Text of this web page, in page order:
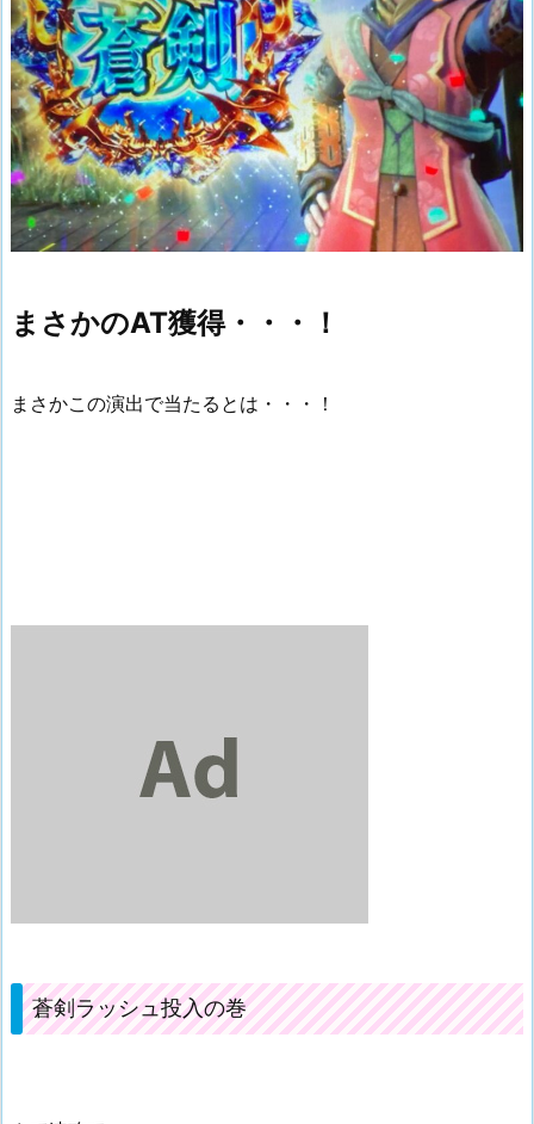
まさかのAT獲得・・・！
まさかこの演出で当たるとは・・・！
蒼剣ラッシュ投入の巻